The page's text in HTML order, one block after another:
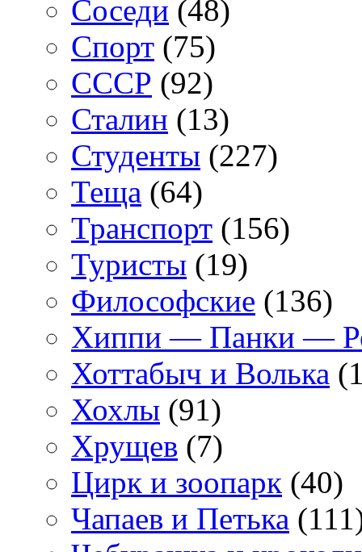
Соседи (48)
Спорт (75)
СССР (92)
Сталин (13)
Студенты (227)
Теща (64)
Транспорт (156)
Туристы (19)
Философские (136)
Хиппи — Панки —
Хоттабыч и Волька
Хохлы (91)
Хрущев (7)
Цирк и зоопарк (40)
Чапаев и Петька